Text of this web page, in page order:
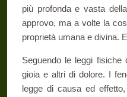
più profonda e vasta
approvo, ma a volte la
proprietà umana e divina.
Seguendo le leggi
gioia e altri di dolore. I
legge di causa ed